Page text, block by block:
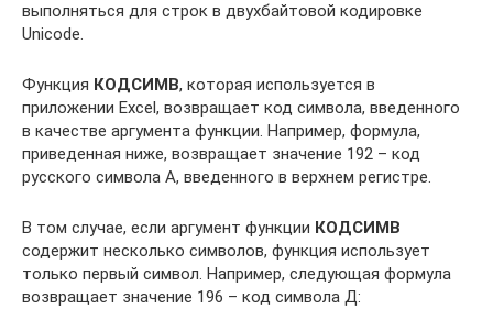
выполняться для строк в двухбайтовой кодировке
Unicode.
Функция КОДСИМВ, которая используется в
приложении Excel, возвращает код символа, введенного
в качестве аргумента функции. Например, формула,
приведенная ниже, возвращает значение 192 – код
русского символа А, введенного в верхнем регистре.
В том случае, если аргумент функции КОДСИМВ
содержит несколько символов, функция использует
только первый символ. Например, следующая формула
возвращает значение 196 – код символа Д: